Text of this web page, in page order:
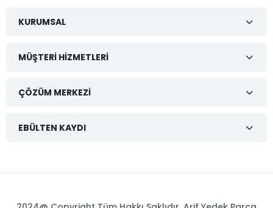
KURUMSAL
MÜŞTERI HIZMETLERI
ÇÖZÜM MERKEZI
EBÜLTEN KAYDI